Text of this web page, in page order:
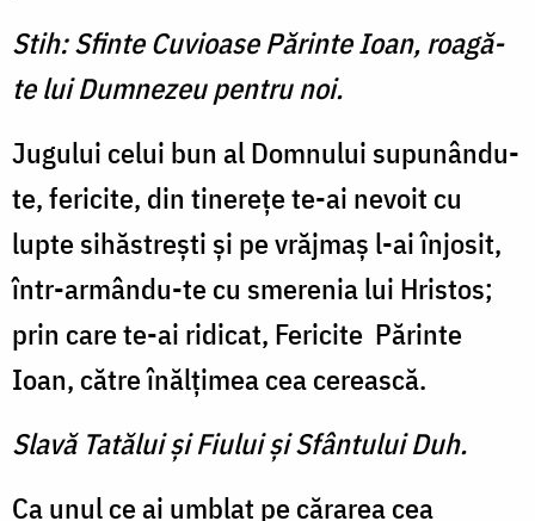
Stih: Sfinte Cuvioase Părinte Ioan, roagă-
te lui Dumnezeu pentru noi.
Jugului celui bun al Domnului supunându-
te, fericite, din tinereţe te-ai nevoit cu
lupte sihăstreşti şi pe vrăjmaş l-ai înjosit,
într-armându-te cu smerenia lui Hristos;
prin care te-ai ridicat, Fericite Părinte
Ioan, către înălţimea cea cerească.
Slavă Tatălui şi Fiului şi Sfântului Duh.
Ca unul ce ai umblat pe cărarea cea